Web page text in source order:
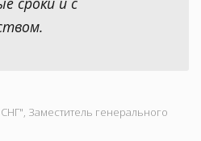
Заместитель генерального